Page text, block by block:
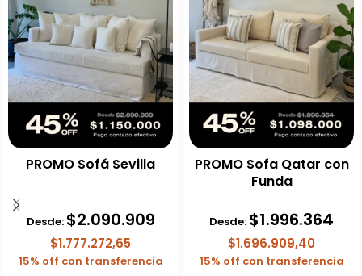
PROMO Sofá Sevilla
Desde: $2.090.909
$1.777.272,65
15% off con transferencia
PROMO Sofa Qatar con
Funda
Desde: $1.996.364
$1.696.909,40
15% off con transferencia